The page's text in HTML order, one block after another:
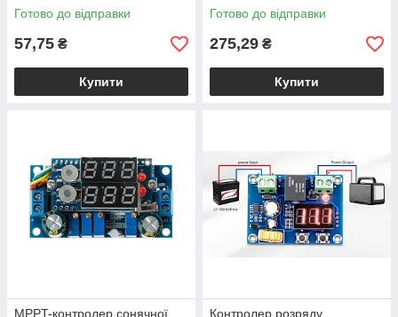
Готово до відправки
57,75 ₴
Купити
Готово до відправки
275,29 ₴
Купити
MPPT-контролер сонячної
Контролер розряду